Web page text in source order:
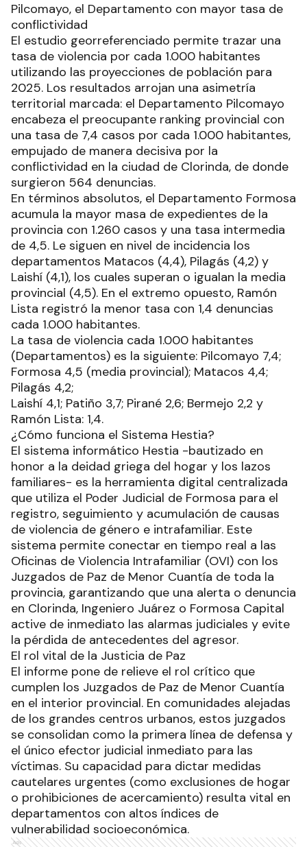
Pilcomayo, el Departamento con mayor tasa de
conflictividad
El estudio georreferenciado permite trazar una
tasa de violencia por cada 1.000 habitantes
utilizando las proyecciones de población para
2025. Los resultados arrojan una asimetría
territorial marcada: el Departamento Pilcomayo
encabeza el preocupante ranking provincial con
una tasa de 7,4 casos por cada 1.000 habitantes,
empujado de manera decisiva por la
conflictividad en la ciudad de Clorinda, de donde
surgieron 564 denuncias.
En términos absolutos, el Departamento Formosa
acumula la mayor masa de expedientes de la
provincia con 1.260 casos y una tasa intermedia
de 4,5. Le siguen en nivel de incidencia los
departamentos Matacos (4,4), Pilagás (4,2) y
Laishí (4,1), los cuales superan o igualan la media
provincial (4,5). En el extremo opuesto, Ramón
Lista registró la menor tasa con 1,4 denuncias
cada 1.000 habitantes.
La tasa de violencia cada 1.000 habitantes
(Departamentos) es la siguiente: Pilcomayo 7,4;
Formosa 4,5 (media provincial); Matacos 4,4;
Pilagás 4,2;
Laishí 4,1; Patiño 3,7; Pirané 2,6; Bermejo 2,2 y
Ramón Lista: 1,4.
¿Cómo funciona el Sistema Hestia?
El sistema informático Hestia -bautizado en
honor a la deidad griega del hogar y los lazos
familiares- es la herramienta digital centralizada
que utiliza el Poder Judicial de Formosa para el
registro, seguimiento y acumulación de causas
de violencia de género e intrafamiliar. Este
sistema permite conectar en tiempo real a las
Oficinas de Violencia Intrafamiliar (OVI) con los
Juzgados de Paz de Menor Cuantía de toda la
provincia, garantizando que una alerta o denuncia
en Clorinda, Ingeniero Juárez o Formosa Capital
active de inmediato las alarmas judiciales y evite
la pérdida de antecedentes del agresor.
El rol vital de la Justicia de Paz
El informe pone de relieve el rol crítico que
cumplen los Juzgados de Paz de Menor Cuantía
en el interior provincial. En comunidades alejadas
de los grandes centros urbanos, estos juzgados
se consolidan como la primera línea de defensa y
el único efector judicial inmediato para las
víctimas. Su capacidad para dictar medidas
cautelares urgentes (como exclusiones de hogar
o prohibiciones de acercamiento) resulta vital en
departamentos con altos índices de
vulnerabilidad socioeconómica.
Ads